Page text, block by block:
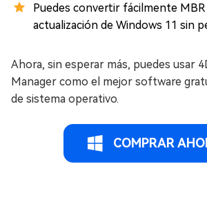
Puedes convertir fácilmente MBR
actualización de Windows 11 sin
Ahora, sin esperar más, puedes usar
Manager como el mejor software
de sistema operativo.
COMPRAR